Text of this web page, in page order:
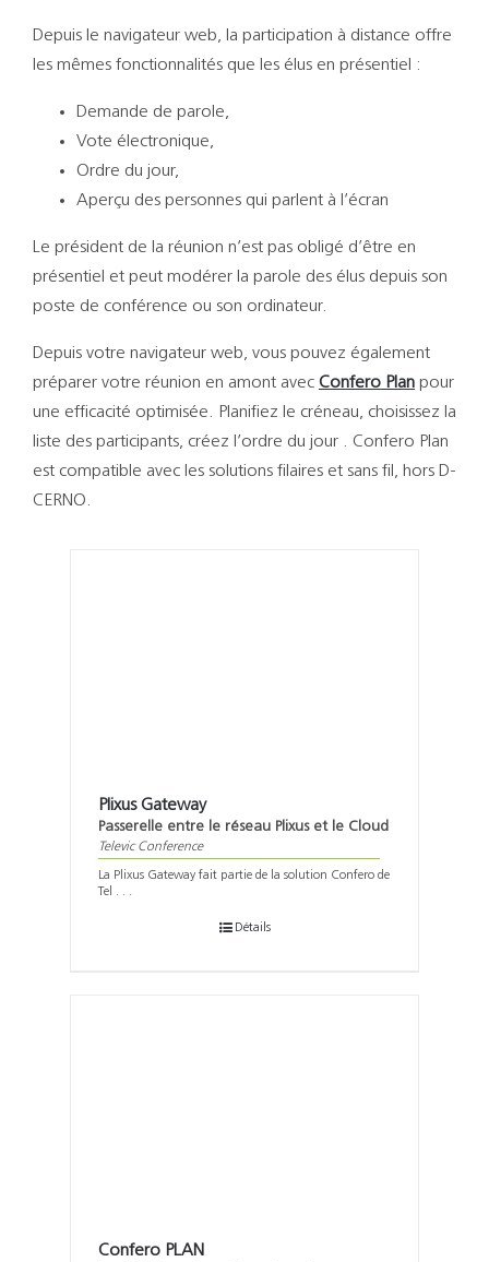
Depuis le navigateur web, la participation à distance offre
les mêmes fonctionnalités que les élus en présentiel :
Demande de parole,
Vote électronique,
Ordre du jour,
Aperçu des personnes qui parlent à l’écran
Le président de la réunion n’est pas obligé d’être en
présentiel et peut modérer la parole des élus depuis son
poste de conférence ou son ordinateur.
Depuis votre navigateur web, vous pouvez également
préparer votre réunion en amont avec Confero Plan pour
une efficacité optimisée. Planifiez le créneau, choisissez la
liste des participants, créez l’ordre du jour . Confero Plan
est compatible avec les solutions filaires et sans fil, hors D-
CERNO.
Plixus Gateway
Passerelle entre le réseau Plixus et le Cloud
Televic Conference
La Plixus Gateway fait partie de la solution Confero de
Tel . . .
Détails
Confero PLAN